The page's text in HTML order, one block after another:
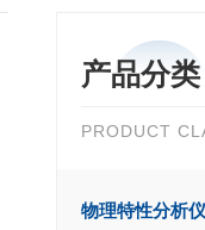
产品分类
PRODUCT
物理特性分析